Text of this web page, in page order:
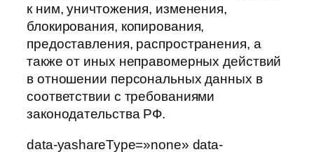
к ним, уничтожения, изменения,
блокирования, копирования,
предоставления, распространения, а
также от иных неправомерных действий
в отношении персональных данных в
соответствии с требованиями
законодательства РФ.
data-yashareType=»none» data-